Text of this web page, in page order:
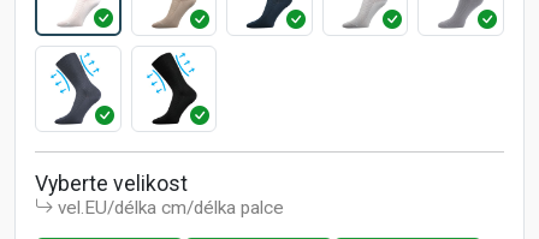
Vyberte velikost
vel.EU/délka cm/délka palce